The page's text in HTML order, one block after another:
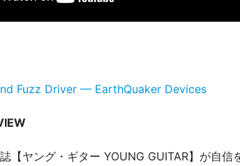
Fuzz Driver — EarthQuaker Devices
【ヤング・ギター YOUNG GUITAR】が自